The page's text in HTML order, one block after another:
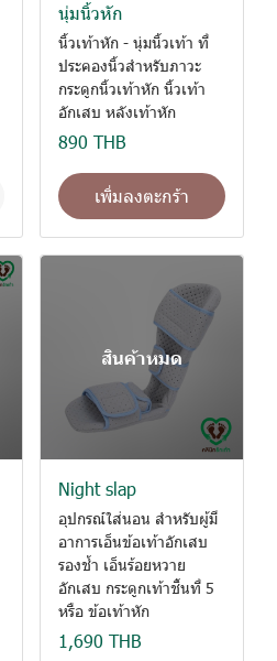
นุ่มนิ้วหัก
นิ้วเท้าหัก - นุ่มนิ้วเท้า ที่
ประคองนิ้วสำหรับภาวะ
กระดูกนิ้วเท้าหัก นิ้วเท้า
อักเสบ หลังเท้าหัก
890 THB
เพิ่มลงตะกร้า
สินค้าหมด
Night slap
อุปกรณ์ใส่นอน สำหรับผู้มี
อาการเอ็นข้อเท้าอักเสบ
รองช้ำ เอ็นร้อยหวาย
อักเสบ กระดูกเท้าชิ้นที่ 5
หรือ ข้อเท้าหัก
1,690 THB